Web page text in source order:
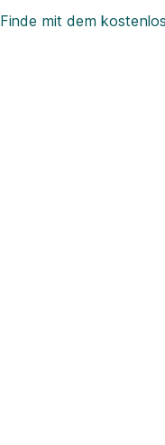
Finde mit dem